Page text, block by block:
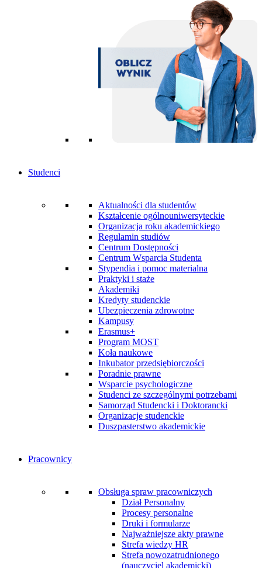
Studenci
Aktualności dla studentów
Kształcenie ogólnouniwersyteckie
Organizacja roku akademickiego
Regulamin studiów
Centrum Dostępności
Centrum Wsparcia Studenta
Stypendia i pomoc materialna
Praktyki i staże
Akademiki
Kredyty studenckie
Ubezpieczenia zdrowotne
Kampusy
Erasmus+
Program MOST
Koła naukowe
Inkubator przedsiębiorczości
Poradnie prawne
Wsparcie psychologiczne
Studenci ze szczególnymi potrzebami
Samorząd Studencki i Doktorancki
Organizacje studenckie
Duszpasterstwo akademickie
Pracownicy
Obsługa spraw pracowniczych
Dział Personalny
Procesy personalne
Druki i formularze
Najważniejsze akty prawne
Strefa wiedzy HR
Strefa nowozatrudnionego
(nauczyciel akademicki)